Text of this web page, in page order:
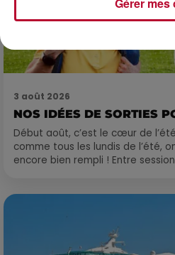
3 août 2026
NOS IDÉES DE SORTIES
Début août, c’est le cœur de
comme tous les lundis de l’été,
encore bien rempli ! Entre